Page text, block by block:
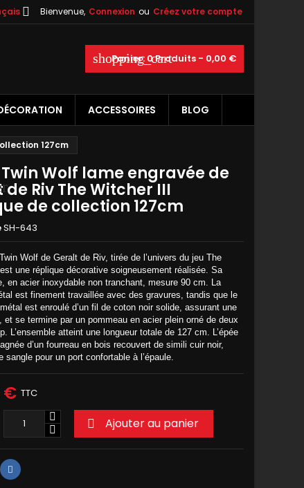
Bienvenue, Connexion ou Créez votre compte

shopping_cart
Panier: 0Produits - 0,00 €
ACCESSOIRES BLOG
127cm
Wolf lame engravée de
Riv The Witcher III
de collection 127cm
SH-643
Wolf de Geralt de Riv, tirée de l’univers du jeu The
une réplique décorative soigneusement réalisée. Sa
en acier inoxydable non tranchant, mesure 90 cm. La
est finement travaillée avec des gravures, tandis que le
est enroulé d’un fil de coton noir solide, assurant une
et se termine par un pommeau en acier plein orné de deux
L’ensemble atteint une longueur totale de 127 cm. L’épée
d’un fourreau en bois recouvert de simili cuir noir,
sangle pour un port confortable à l’épaule.
€ TTC
 Ajouter au panier